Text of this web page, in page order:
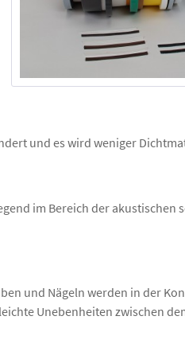
und es wird weniger
im Bereich der
und Nägeln werden in der
Unebenheiten zwischen